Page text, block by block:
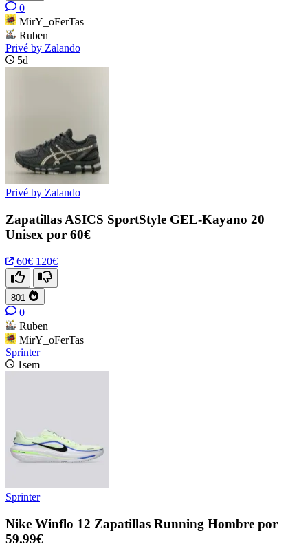
0
MirY_oFerTas
Ruben
Privé by Zalando
5d
Privé by Zalando
Zapatillas ASICS SportStyle GEL-Kayano 20
Unisex por 60€
60€ 120€
801
0
Ruben
MirY_oFerTas
Sprinter
1sem
Sprinter
Nike Winflo 12 Zapatillas Running Hombre por
59.99€